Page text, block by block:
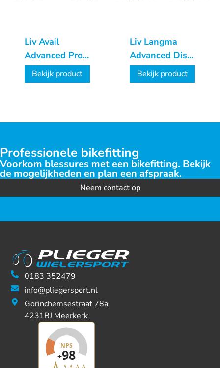
Liv Avail
Advanced Pro
Dames
Bekijk product
Liv Langma
Advanced Disc
1+ Dames
Bekijk product
Professionele bikefitting
Voorkom blessures met een bikefitting. Bekijk
de mogelijkheden en plan een afspraak.
Neem contact op
0183 352479
info@pliegersport.nl
Gorinchemsestraat 78a
4231BJ Meerkerk